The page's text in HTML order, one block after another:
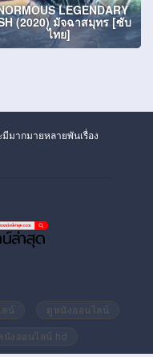
LEGENDARY
(2020) มัจฉาสมุทร [ซับ
ไทย]
มากมายหลายพันเรื่อง
น์
ดูหนังออนไลน์
นังออนไลน์ hd